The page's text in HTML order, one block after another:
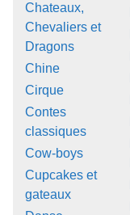
Chateaux,
Chevaliers et
Dragons
Chine
Cirque
Contes
classiques
Cow-boys
Cupcakes et
gateaux